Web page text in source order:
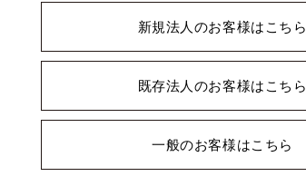
新規法人のお客様はこちら
既存法人のお客様はこちら
一般のお客様はこちら